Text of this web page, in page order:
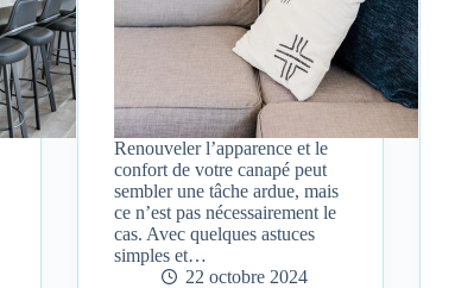
Renouveler l’apparence et le
confort de votre canapé peut
sembler une tâche ardue, mais
ce n’est pas nécessairement le
cas. Avec quelques astuces
simples et…
22 octobre 2024